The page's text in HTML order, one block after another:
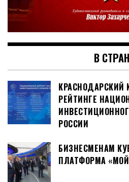
В
КРАСНОДАРСКИЙ
РЕЙТИНГЕ
РОССИИ
БИЗНЕСМЕНАМ
ПЛАТФОРМА